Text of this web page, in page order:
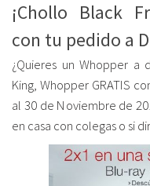
¡Chollo Black
con tu pedido a
¿Quieres un Whopper a
King, Whopper GRATIS
al 30 de Noviembre de
en casa con colegas o si